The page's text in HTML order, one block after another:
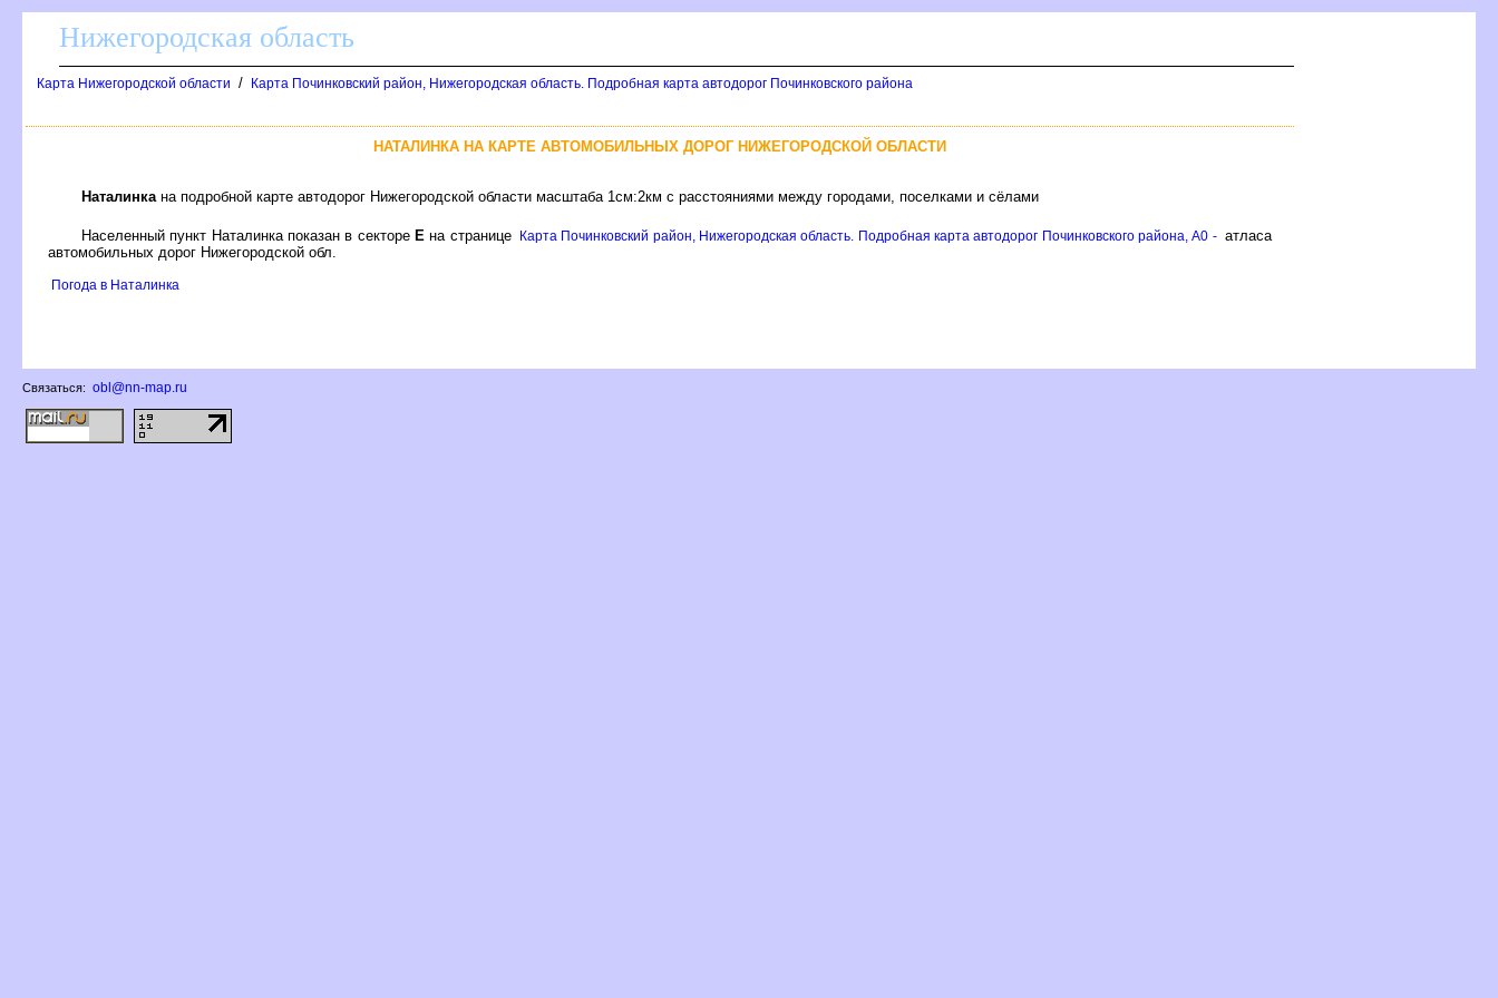
Нижегородская область
Карта Нижегородской области / Карта Починковский район, Нижегородская область. Подробная карта автодорог Починковского района
НАТАЛИНКА НА КАРТЕ АВТОМОБИЛЬНЫХ ДОРОГ НИЖЕГОРОДСКОЙ ОБЛАСТИ
Наталинка на подробной карте автодорог Нижегородской области масштаба 1см:2км с расстояниями между городами, поселками и сёлами
Населенный пункт Наталинка показан в секторе Е на странице Карта Починковский район, Нижегородская область. Подробная карта автодорог Починковского района, A0 - атласа
автомобильных дорог Нижегородской обл.
Погода в Наталинка
Связаться: obl@nn-map.ru